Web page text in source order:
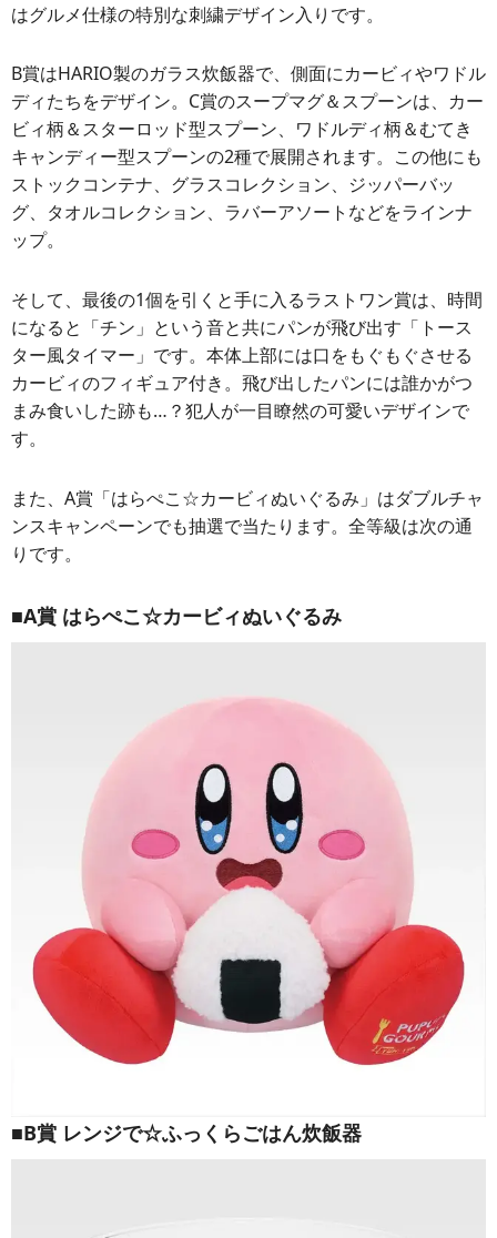
はグルメ仕様の特別な刺繍デザイン入りです。
B賞はHARIO製のガラス炊飯器で、側面にカービィやワドル
ディたちをデザイン。C賞のスープマグ＆スプーンは、カー
ビィ柄＆スターロッド型スプーン、ワドルディ柄＆むてき
キャンディー型スプーンの2種で展開されます。この他にも
ストックコンテナ、グラスコレクション、ジッパーバッ
グ、タオルコレクション、ラバーアソートなどをラインナ
ップ。
そして、最後の1個を引くと手に入るラストワン賞は、時間
になると「チン」という音と共にパンが飛び出す「トース
ター風タイマー」です。本体上部には口をもぐもぐさせる
カービィのフィギュア付き。飛び出したパンには誰かがつ
まみ食いした跡も…？犯人が一目瞭然の可愛いデザインで
す。
また、A賞「はらぺこ☆カービィぬいぐるみ」はダブルチャ
ンスキャンペーンでも抽選で当たります。全等級は次の通
りです。
■A賞 はらぺこ☆カービィぬいぐるみ
■B賞 レンジで☆ふっくらごはん炊飯器